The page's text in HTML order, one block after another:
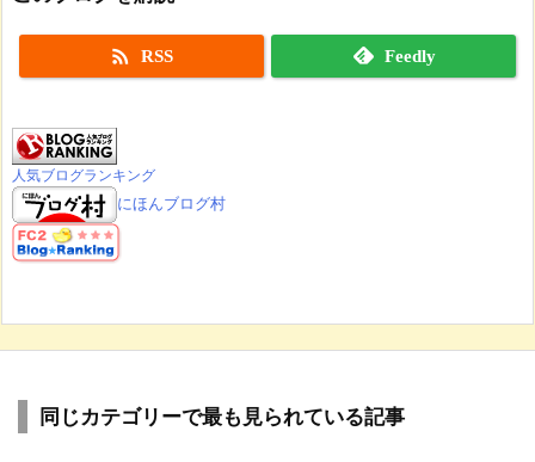
 RSS Feedly
人気ブログランキング
にほんブログ村
同じカテゴリーで最も見られている記事